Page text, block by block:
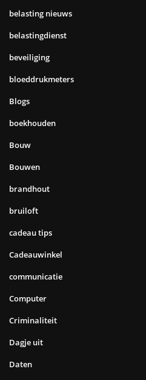
belasting nieuws
belastingdienst
beveiliging
bloeddrukmeters
Blogs
boekhouden
Bouw
Bouwen
brandhout
bruiloft
cadeau tips
Cadeauwinkel
communicatie
Computer
Criminaliteit
Dagje uit
Daten